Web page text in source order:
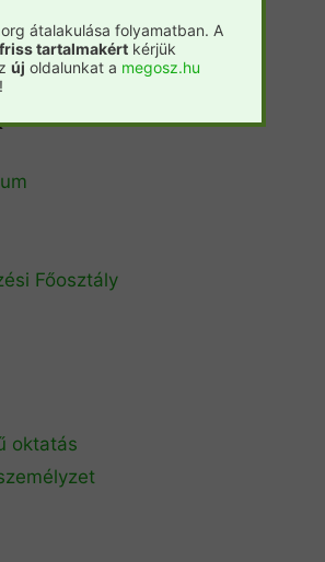
Főosztály
oktatás
átalakulása folyamatban. A
tartalmakért kérjük
új oldalunkat a megosz.hu